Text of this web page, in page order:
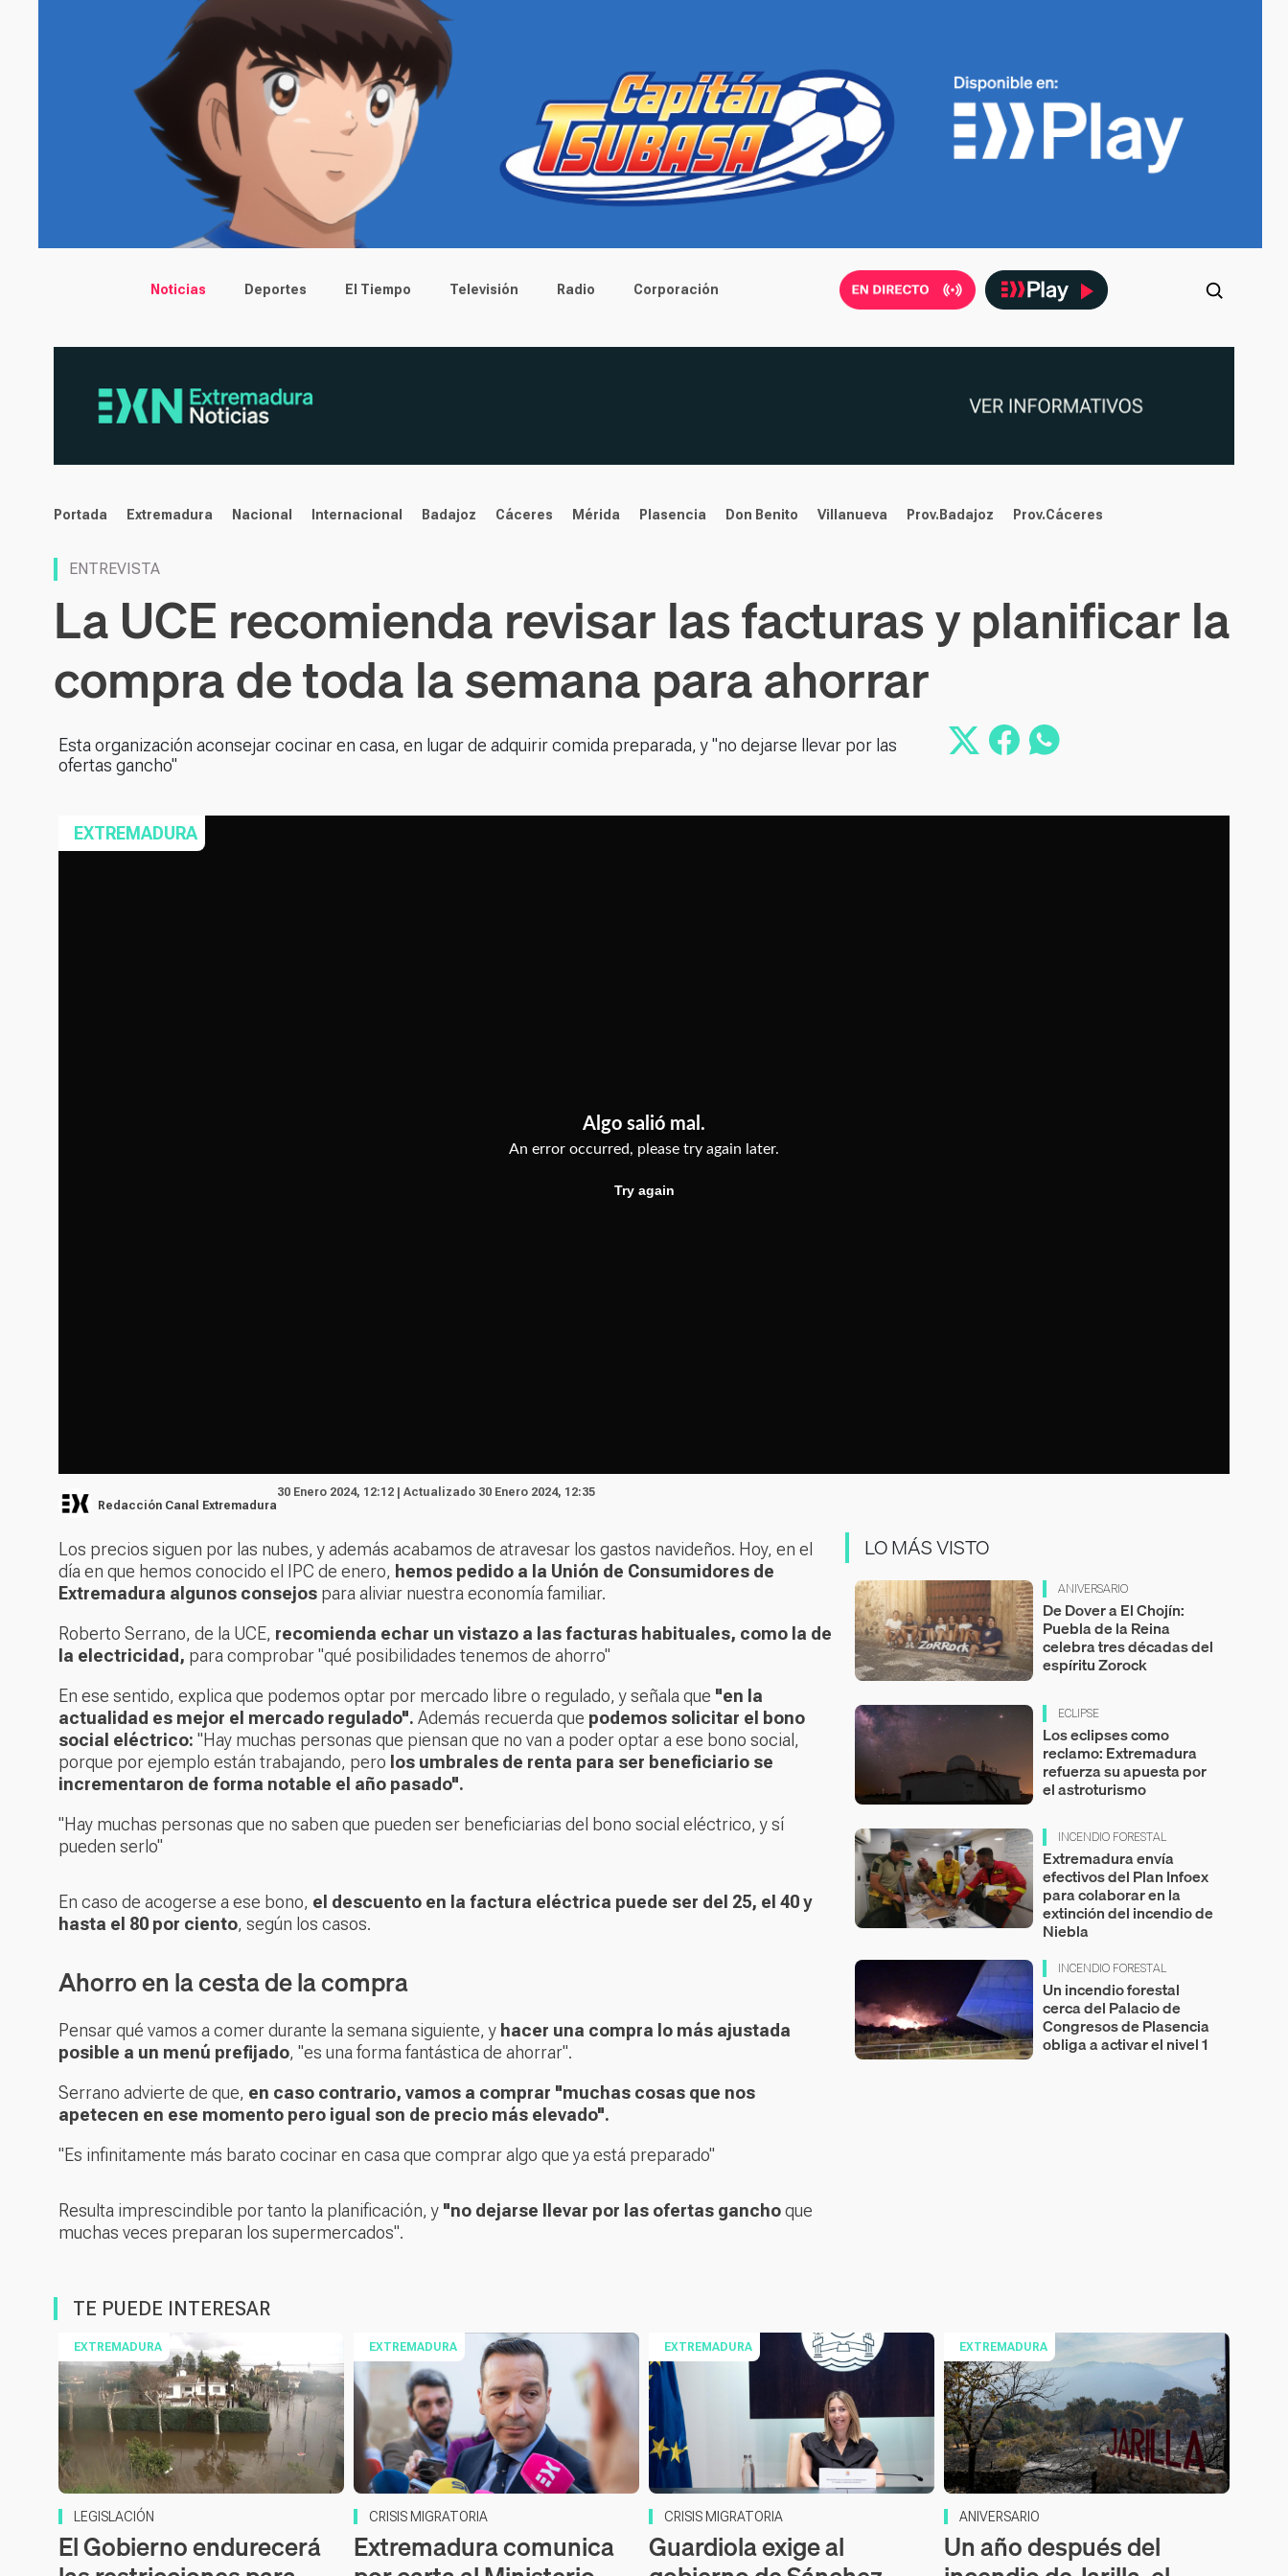
Main menu
Noticias Deportes El Tiempo Televisión Radio Corporación
noticias
Portada Extremadura Nacional Internacional Badajoz Cáceres Mérida Plasencia Don Benito Villanueva Prov.Badajoz Prov.Cáceres
ENTREVISTA
La UCE recomienda revisar las facturas y planificar la
compra de toda la semana para ahorrar
Esta organización aconsejar cocinar en casa, en lugar de adquirir comida preparada, y "no dejarse llevar por las
ofertas gancho"
EXTREMADURA
Redacción Canal Extremadura
30 Enero 2024, 12:12 | Actualizado 30 Enero 2024, 12:35
Los precios siguen por las nubes, y además acabamos de atravesar los gastos navideños. Hoy, en el
día en que hemos conocido el IPC de enero, hemos pedido a la Unión de Consumidores de
Extremadura algunos consejos para aliviar nuestra economía familiar.
Roberto Serrano, de la UCE, recomienda echar un vistazo a las facturas habituales, como la de
la electricidad, para comprobar "qué posibilidades tenemos de ahorro"
En ese sentido, explica que podemos optar por mercado libre o regulado, y señala que "en la
actualidad es mejor el mercado regulado". Además recuerda que podemos solicitar el bono
social eléctrico: "Hay muchas personas que piensan que no van a poder optar a ese bono social,
porque por ejemplo están trabajando, pero los umbrales de renta para ser beneficiario se
incrementaron de forma notable el año pasado".
"Hay muchas personas que no saben que pueden ser beneficiarias del bono social eléctrico, y sí
pueden serlo"
En caso de acogerse a ese bono, el descuento en la factura eléctrica puede ser del 25, el 40 y
hasta el 80 por ciento, según los casos.
Ahorro en la cesta de la compra
Pensar qué vamos a comer durante la semana siguiente, y hacer una compra lo más ajustada
posible a un menú prefijado, "es una forma fantástica de ahorrar".
Serrano advierte de que, en caso contrario, vamos a comprar "muchas cosas que nos
apetecen en ese momento pero igual son de precio más elevado".
"Es infinitamente más barato cocinar en casa que comprar algo que ya está preparado"
Resulta imprescindible por tanto la planificación, y "no dejarse llevar por las ofertas ganchoque
muchas veces preparan los supermercados".
LO MÁS VISTO
ANIVERSARIO
De Dover a El Chojín:
Puebla de la Reina
celebra tres décadas del
espíritu Zorock
ECLIPSE
Los eclipses como
reclamo: Extremadura
refuerza su apuesta por
el astroturismo
INCENDIO FORESTAL
Extremadura envía
efectivos del Plan Infoex
para colaborar en la
extinción del incendio de
Niebla
INCENDIO FORESTAL
Un incendio forestal
cerca del Palacio de
Congresos de Plasencia
obliga a activar el nivel 1
TE PUEDE INTERESAR
EXTREMADURA
LEGISLACIÓN
El Gobierno endurecerá
EXTREMADURA
CRISIS MIGRATORIA
Extremadura comunica
EXTREMADURA
CRISIS MIGRATORIA
Guardiola exige al
EXTREMADURA
ANIVERSARIO
Un año después del